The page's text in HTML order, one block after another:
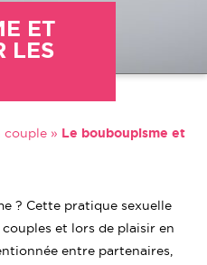
ET
LES
couple » Le bouboupisme et
? Cette pratique sexuelle
et lors de plaisir en
entre partenaires,